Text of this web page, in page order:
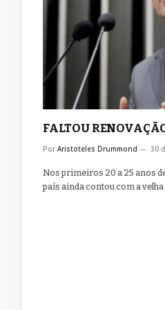
FALTOU
Por Aristoteles Drummond 30
Nos primeiros 20 a 25 anos
país ainda contou com a